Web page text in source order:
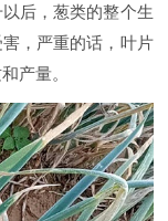
后，葱类的整个生
，严重的话，叶片
产量。